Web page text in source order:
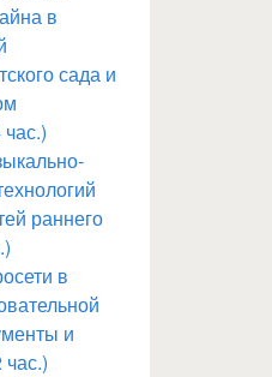
в
сада и
раннего
в
и